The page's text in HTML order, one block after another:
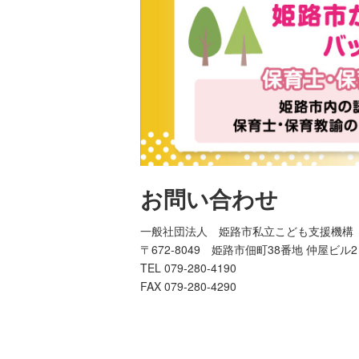
お問い合わせ
一般社団法人 姫路市私立こども支援機構
〒672-8049 姫路市佃町38番地 仲屋ビル
TEL 079-280-4190
FAX 079-280-4290